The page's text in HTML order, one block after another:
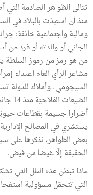
تتالى الظواهر الصادمة
منذ أن استبدّت بالبلاد في
ومالية واجتماعية خانقة:
الجاني أو والدته أو فرد
من هو رمز من رموز السلطة
مشاعر الرأي العام اعتداء
أضرارا جسيمة بقطاعات
يستشري في المصالح
بعض الظواهر، نذكرها على
الحقيقة إلّا غيضا من فيض.
ماذا تبطن هذه العلل التي
التي تتحمّل مسؤولية